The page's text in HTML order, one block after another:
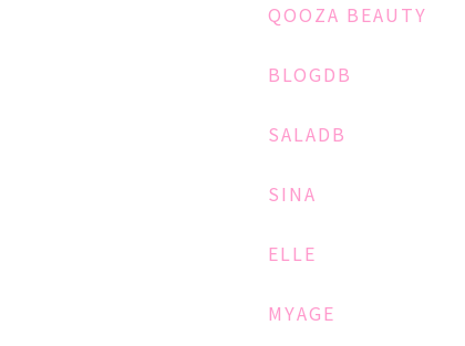
QOOZA BEAUTY
BLOGDB
SALADB
SINA
ELLE
MYAGE